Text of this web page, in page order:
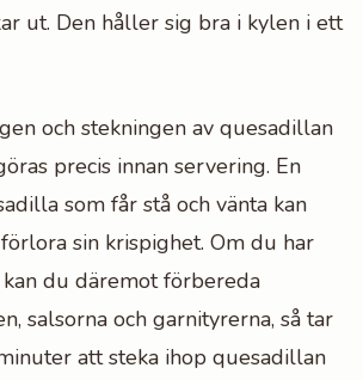
ut. Den håller sig bra i kylen i ett
och stekningen av quesadillan
precis innan servering. En
som får stå och vänta kan
sin krispighet. Om du har
du däremot förbereda
salsorna och garnityrerna, så tar
att steka ihop quesadillan